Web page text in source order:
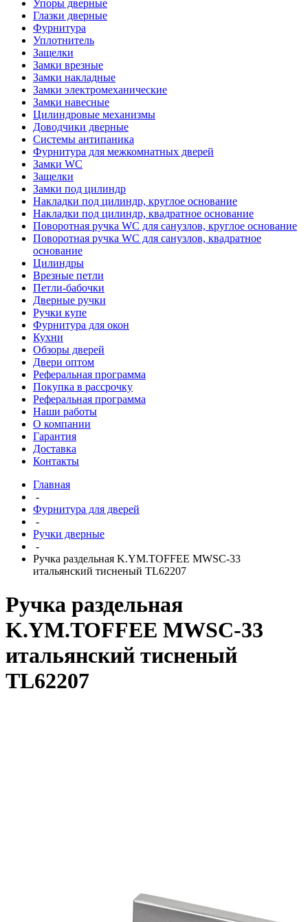
Упоры дверные
Глазки дверные
Фурнитура
Уплотнитель
Защелки
Замки врезные
Замки накладные
Замки электромеханические
Замки навесные
Цилиндровые механизмы
Доводчики дверные
Системы антипаника
Фурнитура для межкомнатных дверей
Замки WC
Защелки
Замки под цилиндр
Накладки под цилиндр, круглое основание
Накладки под цилиндр, квадратное основание
Поворотная ручка WC для санузлов, круглое основание
Поворотная ручка WC для санузлов, квадратное
основание
Цилиндры
Врезные петли
Петли-бабочки
Дверные ручки
Ручки купе
Фурнитура для окон
Кухни
Обзоры дверей
Двери оптом
Реферальная программа
Покупка в рассрочку
Реферальная программа
Наши работы
О компании
Гарантия
Доставка
Контакты
Главная
-
Фурнитура для дверей
-
Ручки дверные
-
Ручка раздельная K.YM.TOFFEE MWSC-33
итальянский тисненый TL62207
Ручка раздельная
K.YM.TOFFEE MWSC-33
итальянский тисненый
TL62207